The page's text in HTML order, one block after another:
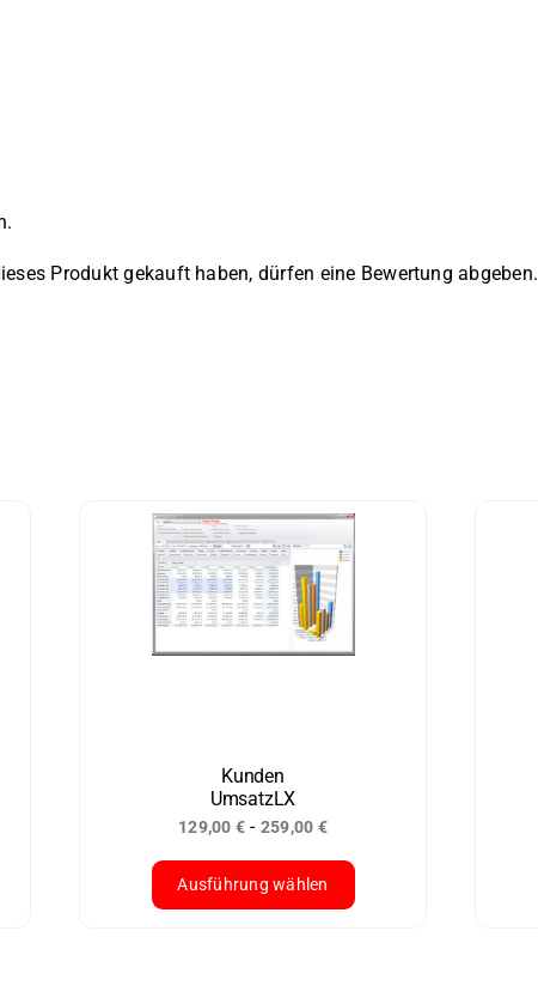
Produkt gekauft haben, dürfen eine Bewertung abgeben.
Kunden
UmsatzLX
129,00 € - 259,00 €
Ausführung wählen